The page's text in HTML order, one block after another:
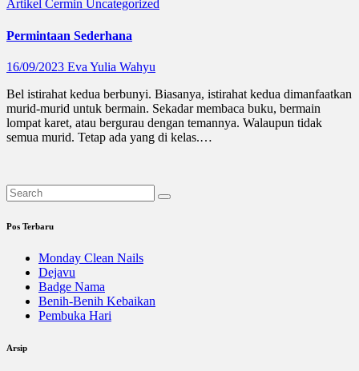
Artikel Cermin Uncategorized
Permintaan Sederhana
16/09/2023 Eva Yulia Wahyu
Bel istirahat kedua berbunyi. Biasanya, istirahat kedua dimanfaatkan
murid-murid untuk bermain. Sekadar membaca buku, bermain
lompat karet, atau bergurau dengan temannya. Walaupun tidak
semua murid. Tetap ada yang di kelas.…
Pos Terbaru
Monday Clean Nails
Dejavu
Badge Nama
Benih-Benih Kebaikan
Pembuka Hari
Arsip